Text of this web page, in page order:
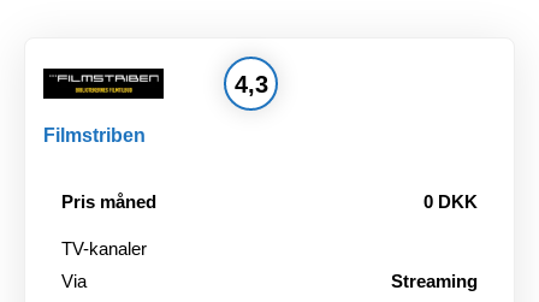
Filmstriben
4,3
Pris måned 0 DKK
TV-kanaler
Via
Streaming